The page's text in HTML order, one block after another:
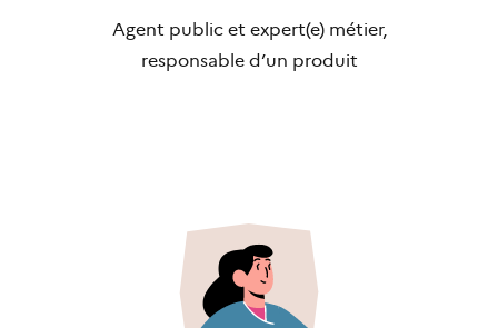
Agent public et expert(e) métier,
responsable d’un produit